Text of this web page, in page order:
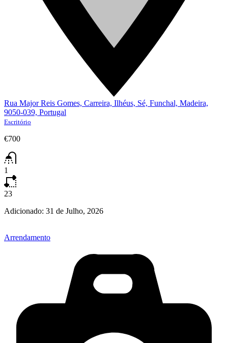
Rua Major Reis Gomes, Carreira, Ilhéus, Sé, Funchal, Madeira,
9050-039, Portugal
Escritório
€700
1
23
Adicionado: 31 de Julho, 2026
Arrendamento